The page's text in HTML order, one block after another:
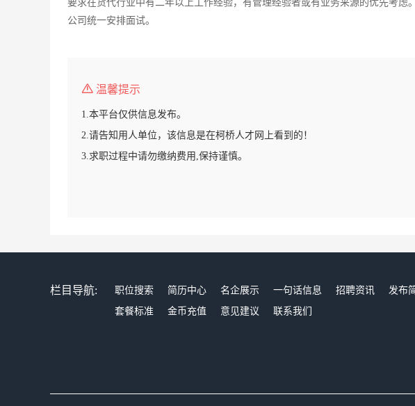
要求在货代行业中有二年以上工作经验，有管理经验者或有业务来源的优先考虑。
公司统一安排面试。
温馨提示
1.本平台仅供信息发布。
2.请告知用人单位，该信息是在柯桥人才网上看到的！
3.求职过程中请勿缴纳费用,保持谨慎。
栏目导航: 职位搜索 简历中心 名企展示 一句话信息 招聘资讯 发布
套餐标准
金币充值 意见建议 联系我们